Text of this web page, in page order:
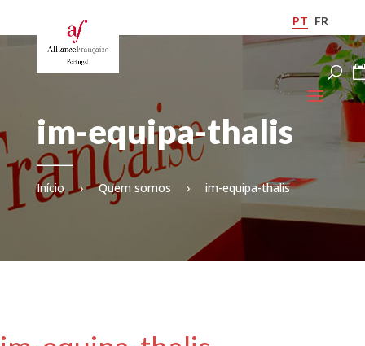
PT FR
im-equipa-thalis
Início › Quem somos › im-equipa-thalis